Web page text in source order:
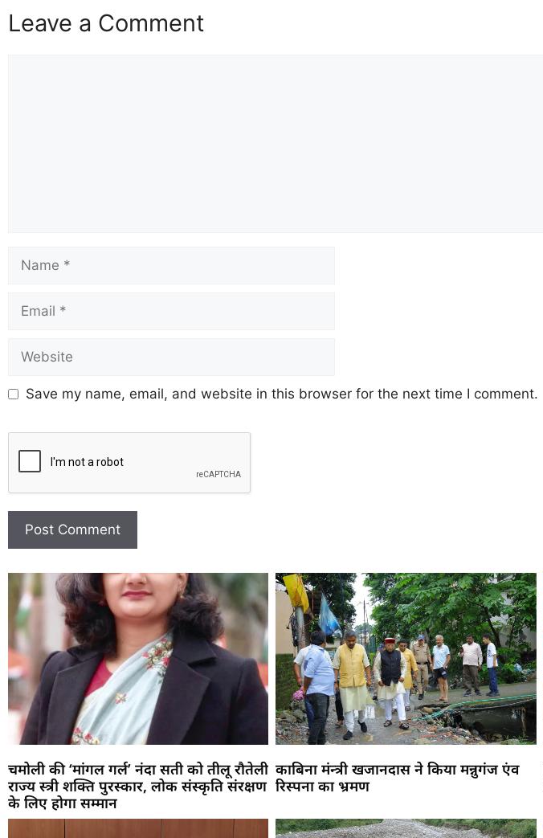
Leave a Comment
Save my name, email, and website in this browser for the next time I comment.
चमोली की ‘मांगल गर्ल’ नंदा सती को तीलू रौतेली
राज्य स्त्री शक्ति पुरस्कार, लोक संस्कृति संरक्षण
के लिए होगा सम्मान
काबिना मंन्त्री खजानदास ने किया मन्नुगंज एंव
रिस्पना का भ्रमण